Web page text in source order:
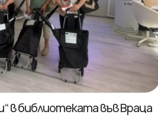
в библиотеката във Враца